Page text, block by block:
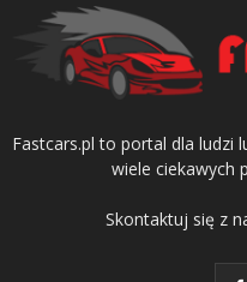
Fastcars.pl to portal dla ludzi
wiele ciekawych
Skontaktuj się z